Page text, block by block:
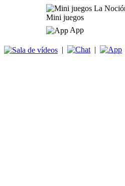
Mini juegos
App
| |